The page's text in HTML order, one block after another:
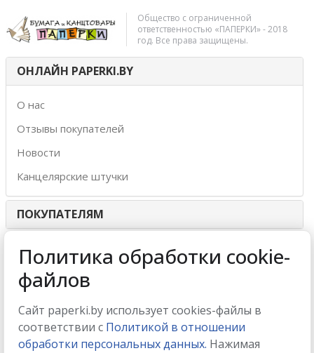
Общество с ограниченной
ответственностью «ПАПЕРКИ» - 2018
год. Все права защищены.
ОНЛАЙН PAPERKI.BY
О нас
Отзывы покупателей
Новости
Канцелярские штучки
ПОКУПАТЕЛЯМ
ИНТЕРНЕТ-МАГАЗИН
МЫ ПРИНИМАЕМ
Политика обработки cookie-
файлов
Сайт paperki.by использует cookies-файлы в
соответствии с Политикой в отношении
обработки персональных данных. Нажимая